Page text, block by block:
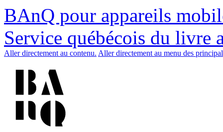
BAnQ pour appareils
Service québécois du livre
Aller directement au contenu. Aller directement au menu des